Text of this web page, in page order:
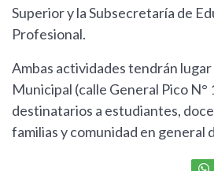
Superior y la Subsecretaría de
Profesional.
Ambas actividades tendrán
Municipal (calle General Pico
destinatarios a estudiantes,
familias y comunidad en general